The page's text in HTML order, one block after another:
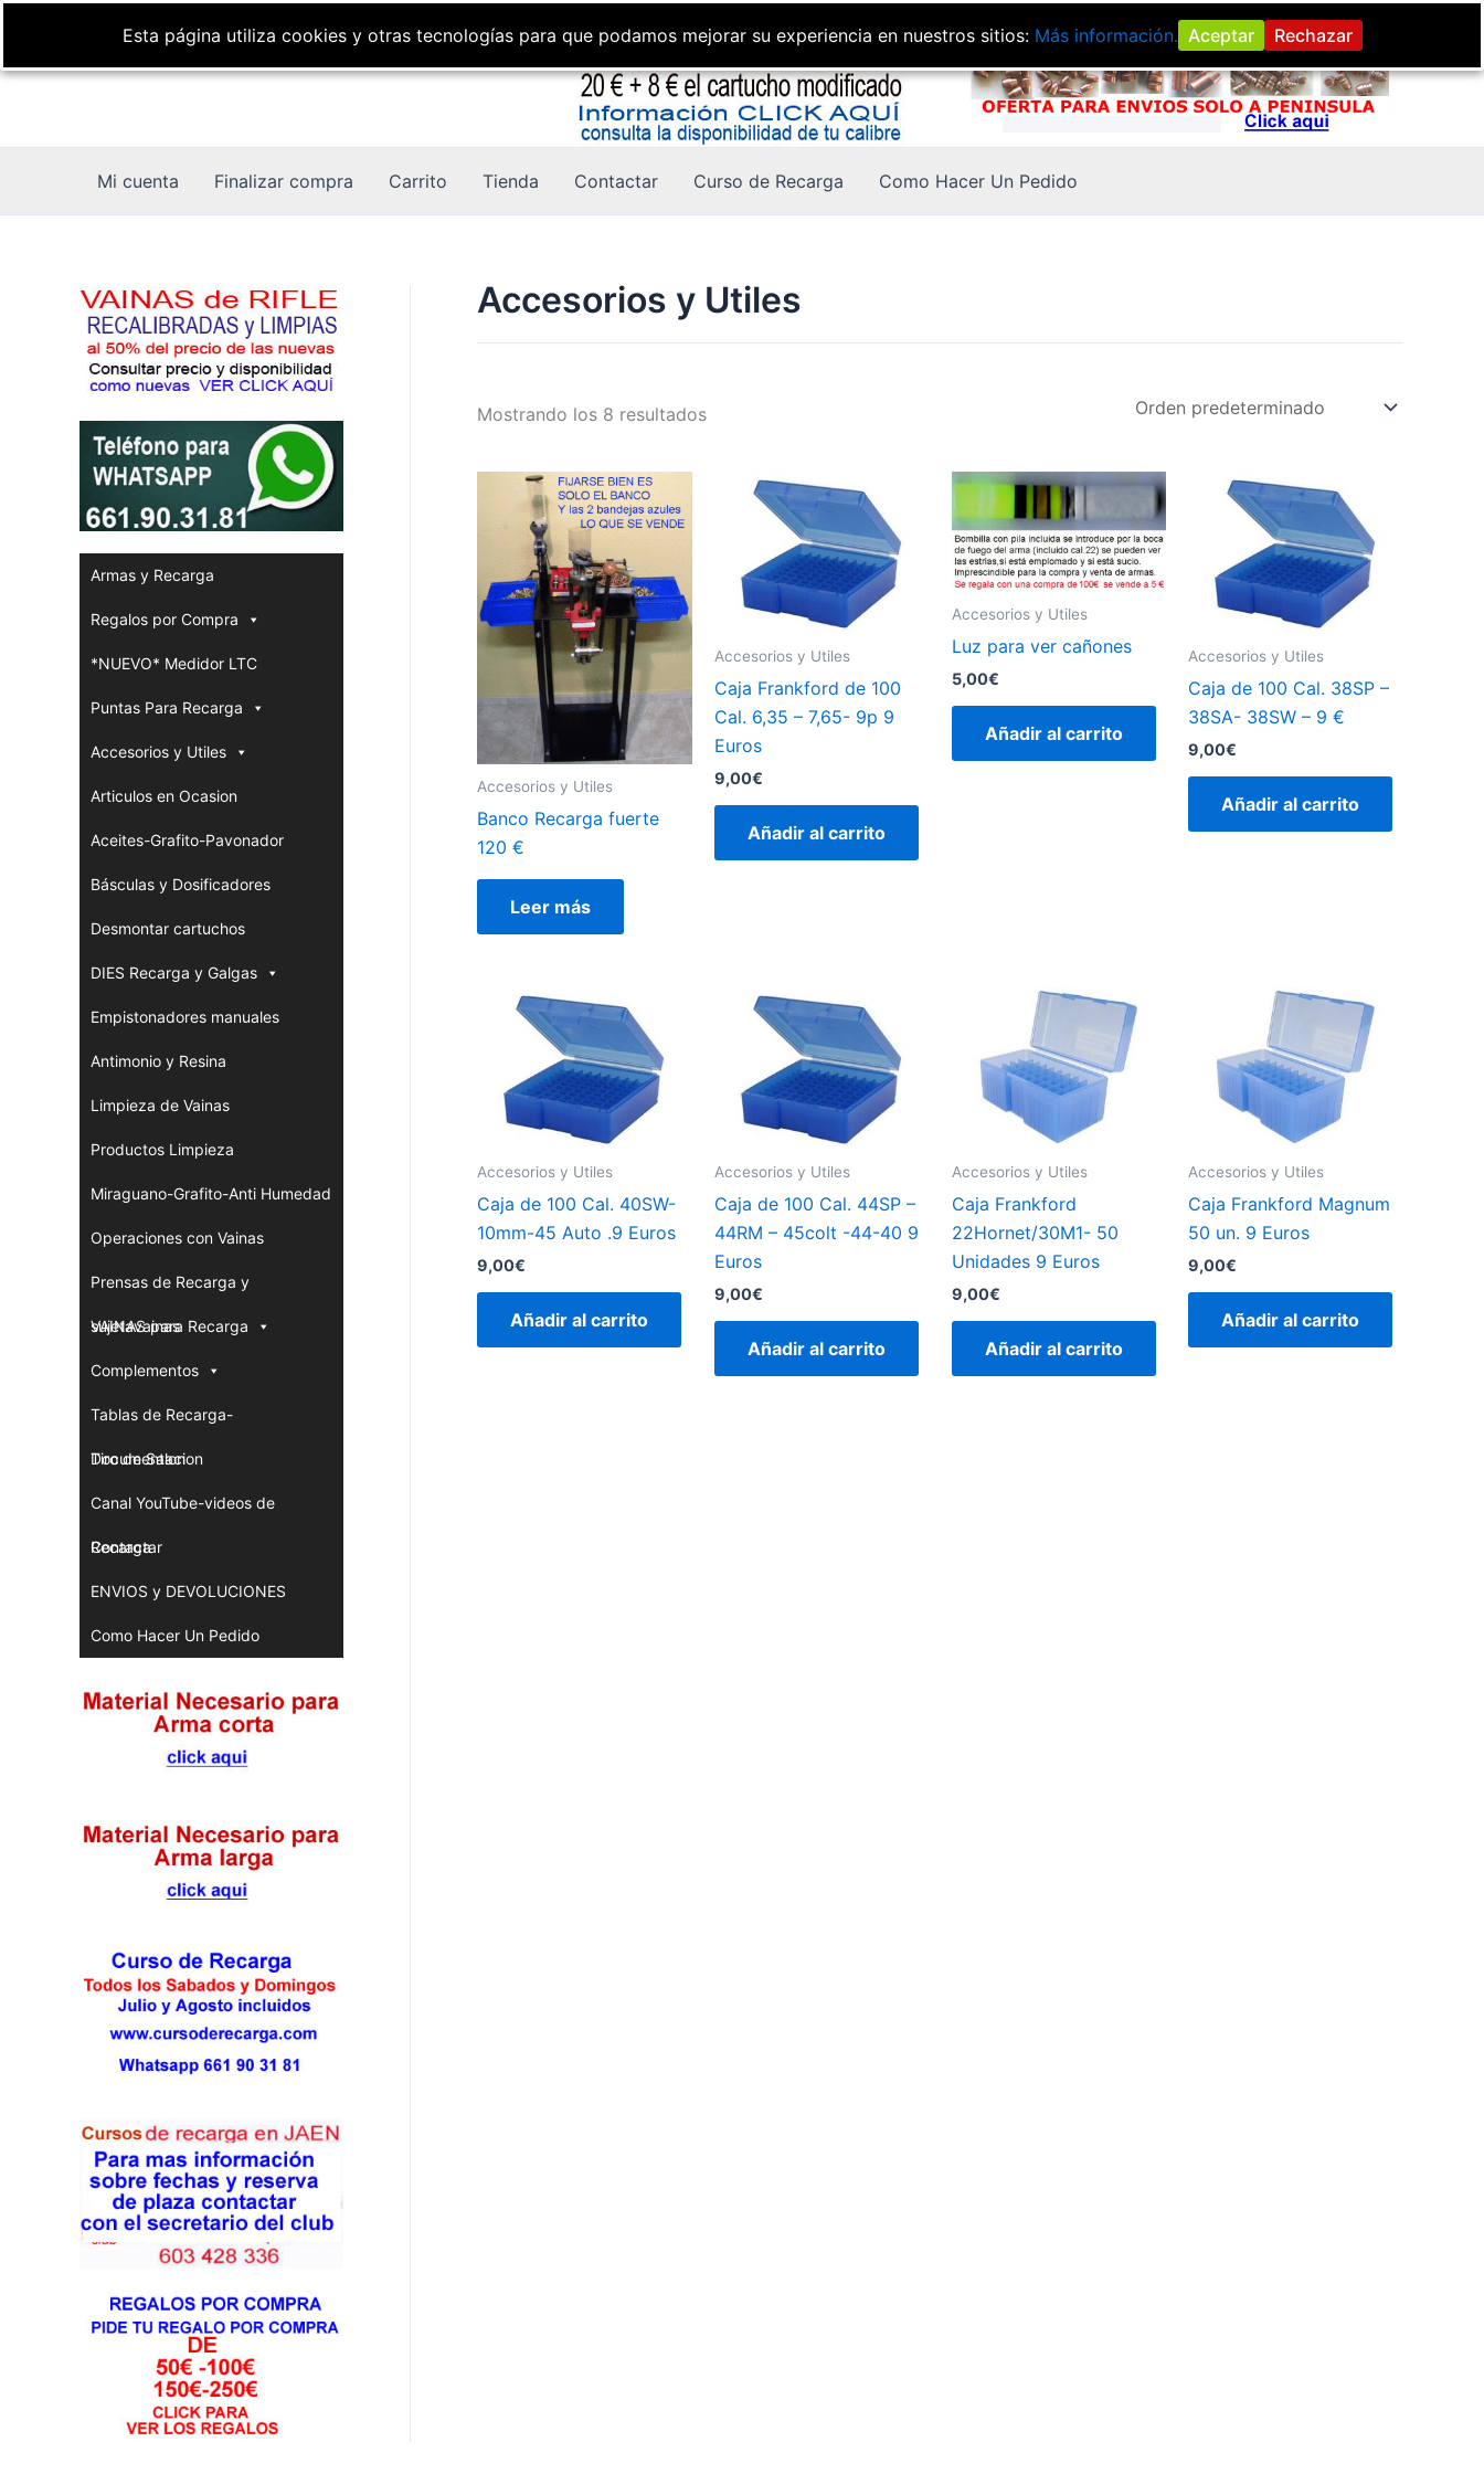
contenido
Mi cuenta Finalizar compra Carrito Tienda Contactar Curso de Recarga Como Hacer Un Pedido
Armas y Recarga
Regalos por Compra
*NUEVO* Medidor LTC
Puntas Para Recarga
Accesorios y Utiles
Articulos en Ocasion
Aceites-Grafito-Pavonador
Básculas y Dosificadores
Desmontar cartuchos
DIES Recarga y Galgas
Empistonadores manuales
Antimonio y Resina
Limpieza de Vainas
Productos Limpieza
Miraguano-Grafito-Anti Humedad
Operaciones con Vainas
Prensas de Recarga y
sujetavainas
VAINAS para Recarga
Complementos
Tablas de Recarga-
Documentacion
Tiro de Salon
Canal YouTube-videos de
Recarga
Contactar
ENVIOS y DEVOLUCIONES
Como Hacer Un Pedido
Accesorios y Utiles
Mostrando los 8 resultados
Accesorios y Utiles
Banco Recarga fuerte
120 €
Leer más
Accesorios y Utiles
Caja Frankford de 100
Cal. 6,35 – 7,65- 9p 9
Euros
9,00€
Añadir al carrito
Accesorios y Utiles
Luz para ver cañones
5,00€
Añadir al carrito
Accesorios y Utiles
Caja de 100 Cal. 38SP –
38SA- 38SW – 9 €
9,00€
Añadir al carrito
Accesorios y Utiles
Caja de 100 Cal. 40SW-
10mm-45 Auto .9 Euros
9,00€
Añadir al carrito
Accesorios y Utiles
Caja de 100 Cal. 44SP –
44RM – 45colt -44-40 9
Euros
9,00€
Añadir al carrito
Accesorios y Utiles
Caja Frankford
22Hornet/30M1- 50
Unidades 9 Euros
9,00€
Añadir al carrito
Accesorios y Utiles
Caja Frankford Magnum
50 un. 9 Euros
9,00€
Añadir al carrito
Esta página utiliza cookies y otras tecnologías para que podamos mejorar su experiencia en nuestros sitios: Más información. Aceptar Rechazar